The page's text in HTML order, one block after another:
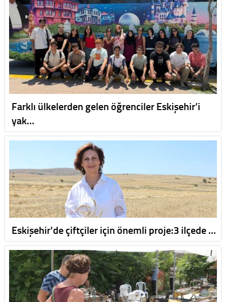
Farklı ülkelerden gelen öğrenciler Eskişehir’i
yak…
Eskişehir'de çiftçiler için önemli proje:3 ilçede …